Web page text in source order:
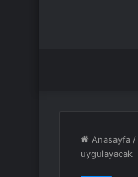
Anasayfa /
uygulayacak